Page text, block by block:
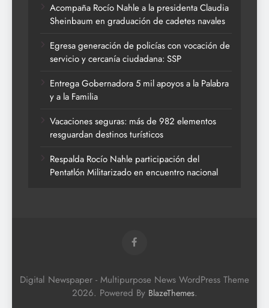
Acompaña Rocío Nahle a la presidenta Claudia
Sheinbaum en graduación de cadetes navales
Egresa generación de policías con vocación de
servicio y cercanía ciudadana: SSP
Entrega Gobernadora 5 mil apoyos a la Palabra
y a la Familia
Vacaciones seguras: más de 982 elementos
resguardan destinos turísticos
Respalda Rocío Nahle participación del
Pentatlón Militarizado en encuentro nacional
Digital Newspaper - Multipurpose News WordPress Theme
2026. Powered By BlazeThemes.